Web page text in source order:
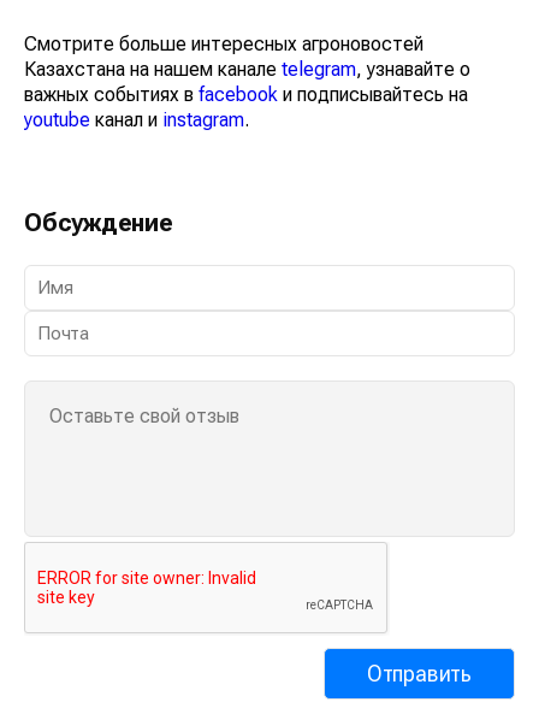
Смотрите больше интересных агроновостей
Казахстана на нашем канале telegram, узнавайте о
важных событиях в facebook и подписывайтесь на
youtube канал и instagram.
Обсуждение